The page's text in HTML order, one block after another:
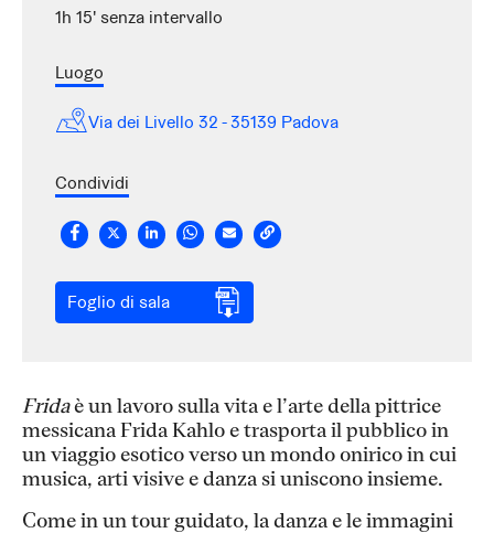
1h 15' senza intervallo
Luogo
Via dei Livello 32 - 35139 Padova
Condividi
Foglio di sala
Fridaè un lavoro sulla vita e l’arte della pittrice
messicana Frida Kahlo e trasporta il pubblico in
un viaggio esotico verso un mondo onirico in cui
musica, arti visive e danza si uniscono insieme.
Come in un tour guidato, la danza e le immagini